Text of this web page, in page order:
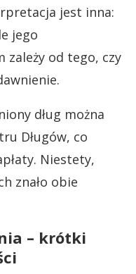
jest inna:
jego
zależy od tego, czy
dług można
Długów, co
Niestety,
znało obie
– krótki